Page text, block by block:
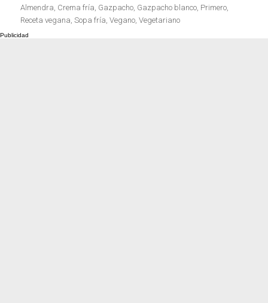
Carnes 2.0 Bella Italia
el
Almendra Crema fría Gazpacho Gazpacho blanco Primero
Receta vegana ,Sopa fría ,Vegano ,Vegetariano